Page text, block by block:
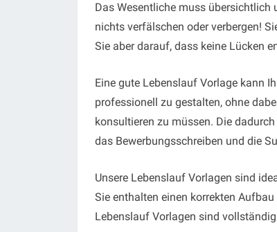
Das Wesentliche muss übersichtlich
nichts verfälschen oder verbergen!
Sie aber darauf, dass keine Lücken
Eine gute Lebenslauf Vorlage kann
professionell zu gestalten, ohne
konsultieren zu müssen. Die
das Bewerbungsschreiben und die
Unsere Lebenslauf Vorlagen sind
Sie enthalten einen korrekten
Lebenslauf Vorlagen sind